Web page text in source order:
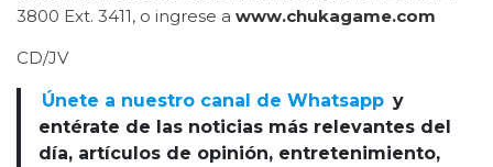
3800 Ext. 3411, o ingrese a www.chukagame.com
CD/JV
Únete a nuestro canal de Whatsapp y
entérate de las noticias más relevantes del
día, artículos de opinión, entretenimiento,